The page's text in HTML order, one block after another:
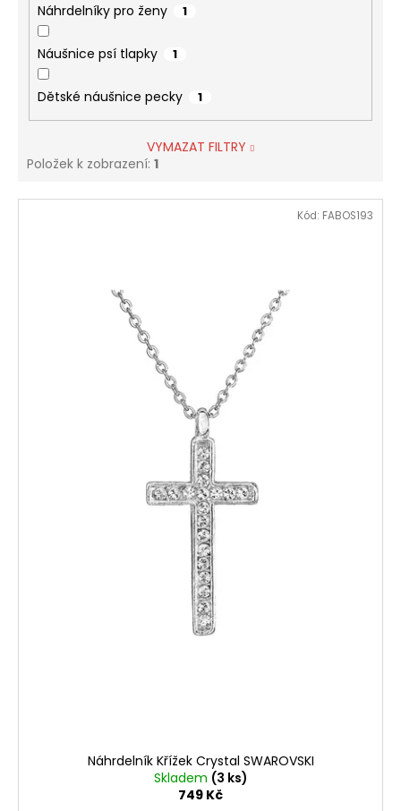
Náhrdelníky pro ženy 1
Náušnice psí tlapky 1
Dětské náušnice pecky 1
VYMAZAT FILTRY
Položek k zobrazení: 1
V
Náhrdelník Křížek Crystal SWAROVSKI
Skladem (3 ks)
749 Kč
Kód: FABOS193